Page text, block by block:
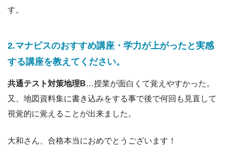
す。
2.マナビスのおすすめ講座・学力が上がったと実感
する講座を教えてください。
共通テスト対策地理B…授業が面白くて覚えやすかった。
又、地図資料集に書き込みをする事で後で何回も見直して
視覚的に覚えることが出来ました。
大和さん、合格本当におめでとうございます！